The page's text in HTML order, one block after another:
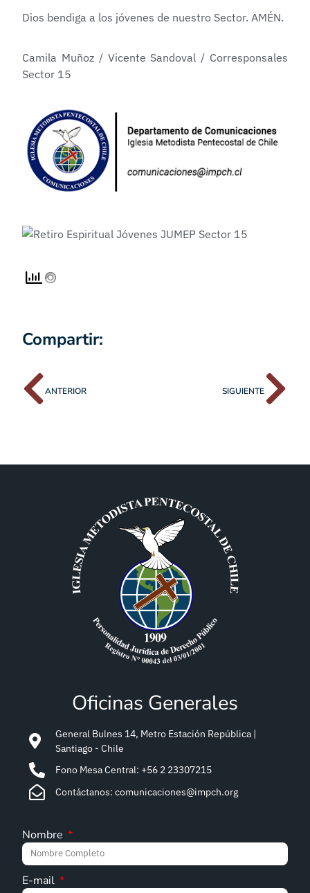
Dios bendiga a los jóvenes de nuestro Sector. AMÉN.
Camila Muñoz / Vicente Sandoval / Corresponsales
Sector 15
Compartir:
ANTERIOR SIGUIENTE
Oficinas Generales
General Bulnes 14, Metro Estación República |
Santiago - Chile
Fono Mesa Central: +56 2 23307215
Contáctanos: comunicaciones@impch.org
Nombre
E-mail